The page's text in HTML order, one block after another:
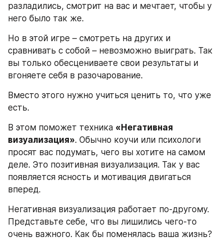
разладились, смотрит на вас и мечтает, чтобы у
него было так же.
Но в этой игре – смотреть на других и
сравнивать с собой – невозможно выиграть. Так
вы только обесцениваете свои результаты и
вгоняете себя в разочарование.
Вместо этого нужно учиться ценить то, что уже
есть.
В этом поможет техника «Негативная
визуализация». Обычно коучи или психологи
просят вас подумать, чего вы хотите на самом
деле. Это позитивная визуализация. Так у вас
появляется ясность и мотивация двигаться
вперед.
Негативная визуализация работает по-другому.
Представьте себе, что вы лишились чего-то
очень важного. Как бы поменялась ваша жизнь?